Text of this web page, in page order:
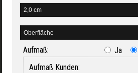
Aufmaß: Ja
Aufmaß Kunden: